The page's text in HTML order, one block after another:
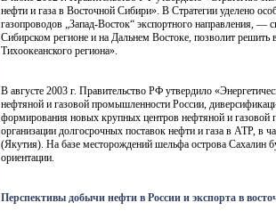
нефти и газа в Восточной Сибири». В Стратегии уделено
газопроводов „Запад-Восток“ экспортного направления, —
Сибирском регионе и на Дальнем Востоке, позволит решить
Тихоокеанского региона».
В августе 2003 г. Правительство РФ утвердило
нефтяной и газовой промышленности России,
формирования новых крупных центров нефтяной и газовой
организации долгосрочных поставок нефти и газа в АТР, в
(Якутия). На базе месторождений шельфа острова Сахалин
ориентации.
Перспективы добычи нефти в России и экспорта в